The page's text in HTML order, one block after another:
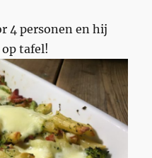
4 personen en hij
tafel!